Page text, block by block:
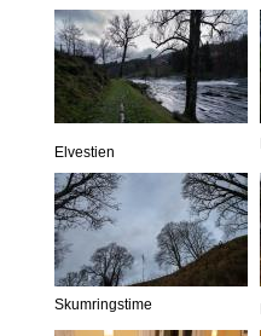
Elvestien
Skumringstime